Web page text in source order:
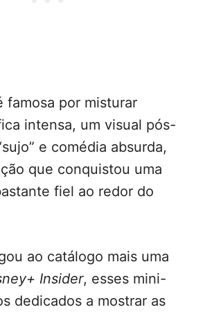
famosa por misturar
intensa, um visual pós-
e comédia absurda,
que conquistou uma
fiel ao redor do
ao catálogo mais uma
Insider, esses mini-
dedicados a mostrar as